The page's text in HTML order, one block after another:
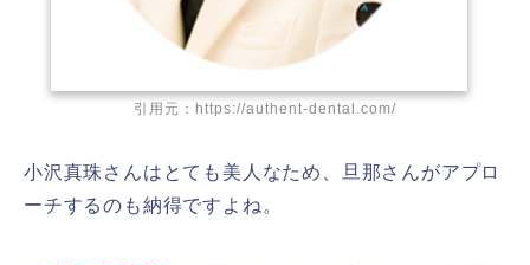
引用元：https://authent-dental.com/
小沢真珠さんはとても美人なため、旦那さんがアプロ
ーチするのも納得ですよね。